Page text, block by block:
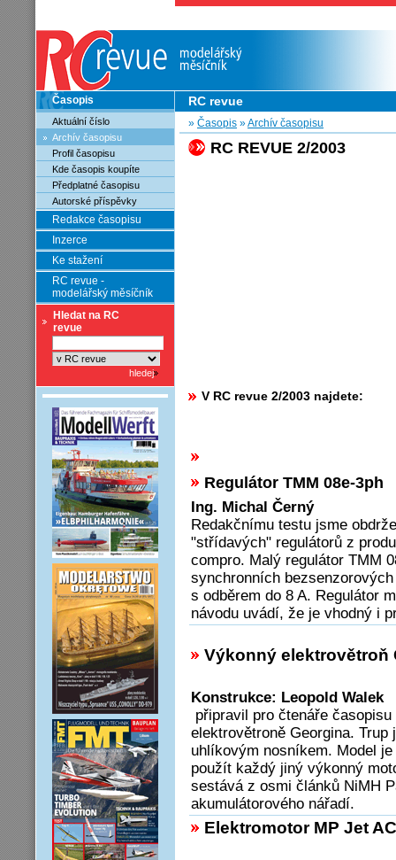
Časopis
Aktuální číslo
Archív časopisu
Profil časopisu
Kde časopis koupíte
Předplatné časopisu
Autorské příspěvky
Redakce časopisu
Inzerce
Ke stažení
RC revue -
modelářský měsíčník
Hledat na RC
revue
RC revue
» Časopis »Archív časopisu
RC REVUE 2/2003
V RC revue 2/2003 najdete:
Regulátor TMM 08e-3ph
Ing. Michal Černý
Redakčnímu testu jsme
"střídavých" regulátorů z
compro. Malý regulátor TMM
synchronních
s odběrem do 8 A. Regulátor
návodu uvádí, že je vhodný i
Výkonný elektrovětroň
Konstrukce: Leopold Walek
připravil pro čtenáře
elektrovětroně Georgina.
uhlíkovým nosníkem. Model
použít každý jiný výkonný
sestává z osmi článků NiMH
akumulátorového nářadí.
Elektromotor MP Jet